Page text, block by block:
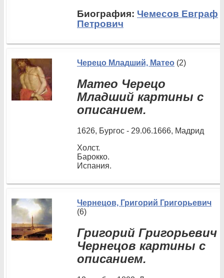
Биография: Чемесов Евграф
Петрович
Черецо Младший, Матео (2)
Матео Черецо
Младший картины с
описанием.
1626, Бургос - 29.06.1666, Мадрид
Холст.
Барокко.
Испания.
Чернецов, Григорий Григорьевич
(6)
Григорий Григорьевич
Чернецов картины с
описанием.